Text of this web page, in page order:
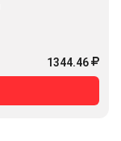
1344.46